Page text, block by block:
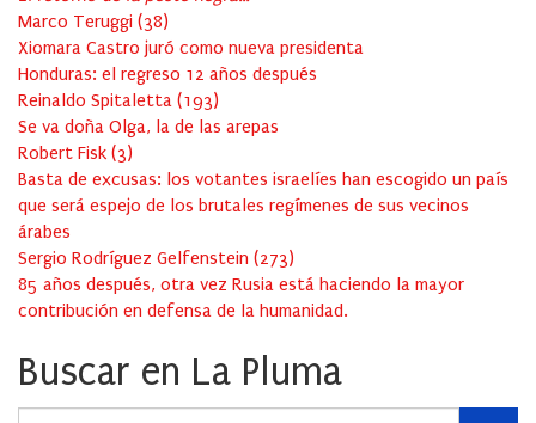
Marco Teruggi (38)
Xiomara Castro juró como nueva presidenta
Honduras: el regreso 12 años después
Reinaldo Spitaletta (193)
Se va doña Olga, la de las arepas
Robert Fisk (3)
Basta de excusas: los votantes israelíes han escogido un país
que será espejo de los brutales regímenes de sus vecinos
árabes
Sergio Rodríguez Gelfenstein (273)
85 años después, otra vez Rusia está haciendo la mayor
contribución en defensa de la humanidad.
Buscar en La Pluma